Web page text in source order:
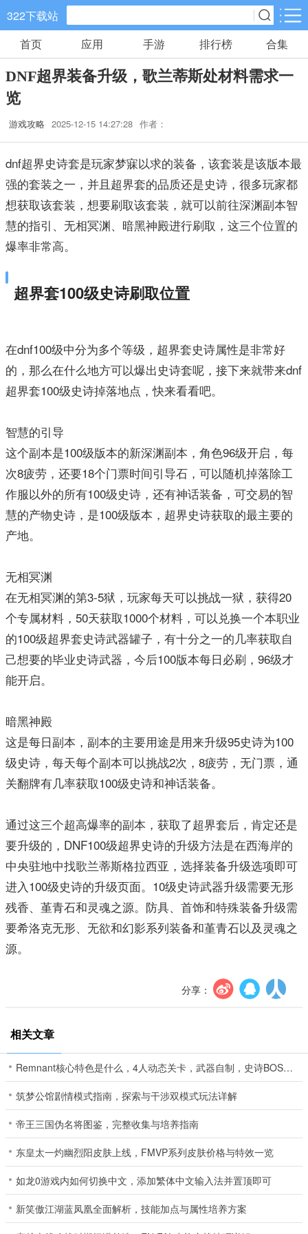
322下载站
手游分类 应用分类
卡牌回合
休闲益智
角色扮演
棋牌游戏
0款手游
飞行射击
38款手游
动作格斗
30款手游
策略塔防
体育竞速
冒险解谜
26款手游
模拟经营
首页 应用 手游 排行榜 合集
DNF超界装备升级，歌兰蒂斯处材料需求一
览
游戏攻略 2025-12-15 14:27:28 作者：
dnf超界史诗套是玩家梦寐以求的装备，该套装是该版本最
强的套装之一，并且超界套的品质还是史诗，很多玩家都
想获取该套装，想要刷取该套装，就可以前往深渊副本智
慧的指引、无相冥渊、暗黑神殿进行刷取，这三个位置的
爆率非常高。
超界套100级史诗刷取位置
在dnf100级中分为多个等级，超界套史诗属性是非常好
的，那么在什么地方可以爆出史诗套呢，接下来就带来dnf
超界套100级史诗掉落地点，快来看看吧。
智慧的引导
这个副本是100级版本的新深渊副本，角色96级开启，每
次8疲劳，还要18个门票时间引导石，可以随机掉落除工
作服以外的所有100级史诗，还有神话装备，可交易的智
慧的产物史诗，是100级版本，超界史诗获取的最主要的
产地。
无相冥渊
在无相冥渊的第3-5狱，玩家每天可以挑战一狱，获得20
个专属材料，50天获取1000个材料，可以兑换一个本职业
的100级超界套史诗武器罐子，有十分之一的几率获取自
己想要的毕业史诗武器，今后100版本每日必刷，96级才
能开启。
暗黑神殿
这是每日副本，副本的主要用途是用来升级95史诗为100
级史诗，每天每个副本可以挑战2次，8疲劳，无门票，通
关翻牌有几率获取100级史诗和神话装备。
通过这三个超高爆率的副本，获取了超界套后，肯定还是
要升级的，DNF100级超界史诗的升级方法是在西海岸的
中央驻地中找歌兰蒂斯格拉西亚，选择装备升级选项即可
进入100级史诗的升级页面。10级史诗武器升级需要无形
残香、堇青石和灵魂之源。防具、首饰和特殊装备升级需
要希洛克无形、无欲和幻影系列装备和堇青石以及灵魂之
源。
分享：
相关文章
Remnant核心特色是什么，4人动态关卡，武器自制，史诗BOSS酣战
筑梦公馆剧情模式指南，探索与干涉双模式玩法详解
帝王三国伪名将图鉴，完整收集与培养指南
东皇太一灼幽烈阳皮肤上线，FMVP系列皮肤价格与特效一览
如龙0游戏内如何切换中文，添加繁体中文输入法并置顶即可
新笑傲江湖蓝凤凰全面解析，技能加点与属性培养方案